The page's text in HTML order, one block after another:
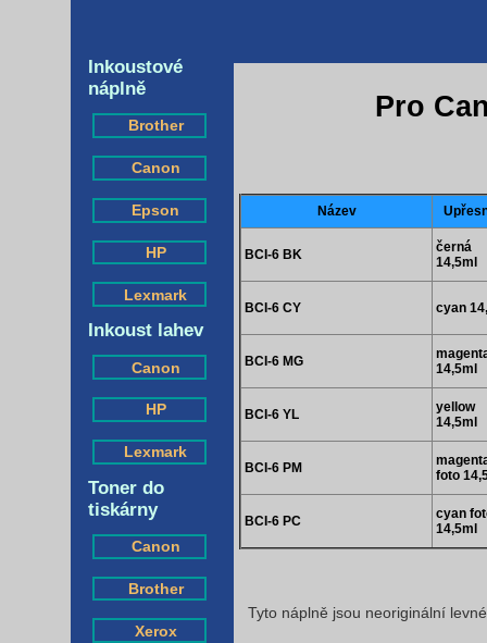
Pro
Inkoustové
náplně
Brother
Canon
Epson
HP
Lexmark
Inkoust lahev
Canon
HP
Lexmark
Toner do
tiskárny
Canon
Brother
Xerox
Název
BCI-6 BK
černá
14,5ml
BCI-6 CY cyan
BCI-6 MG
14,5ml
BCI-6 YL
yellow
14,5ml
BCI-6 PM
foto
BCI-6 PC
cyan
14,5ml
Tyto náplně jsou neoriginální